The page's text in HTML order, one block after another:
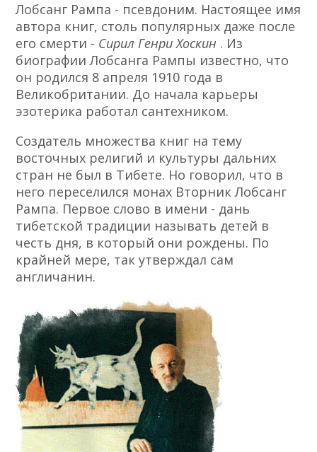
Лобсанг Рампа - псевдоним. Настоящее имя
автора книг, столь популярных даже после
его смерти- Сирил Генри Хоскин . Из
биографии Лобсанга Рампы известно, что
он родился 8 апреля 1910 года в
Великобритании. До начала карьеры
эзотерика работал сантехником.
Создатель множества книг на тему
восточных религий и культуры дальних
стран не был в Тибете. Но говорил, что в
него переселился монах Вторник Лобсанг
Рампа. Первое слово в имени - дань
тибетской традиции называть детей в
честь дня, в который они рождены. По
крайней мере, так утверждал сам
англичанин.